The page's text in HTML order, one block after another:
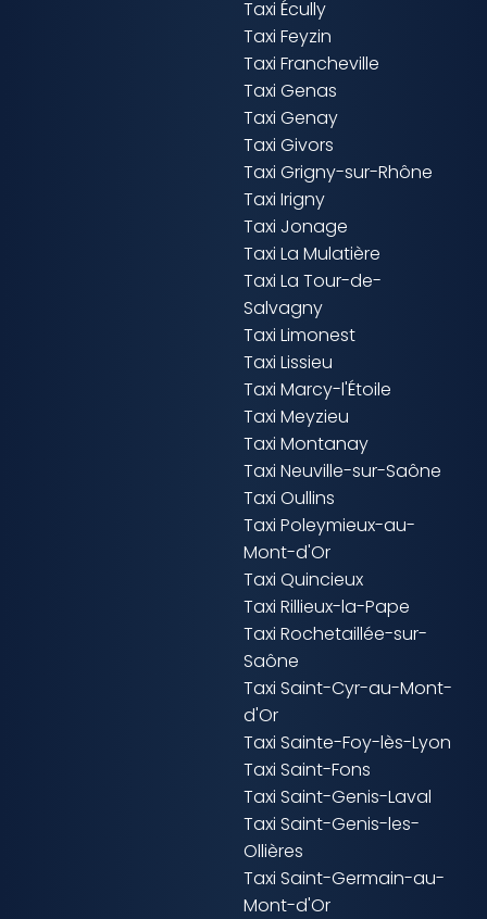
Taxi Écully
Taxi Feyzin
Taxi Francheville
Taxi Genas
Taxi Genay
Taxi Givors
Taxi Grigny-sur-Rhône
Taxi Irigny
Taxi Jonage
Taxi La Mulatière
Taxi La Tour-de-
Salvagny
Taxi Limonest
Taxi Lissieu
Taxi Marcy-l'Étoile
Taxi Meyzieu
Taxi Montanay
Taxi Neuville-sur-Saône
Taxi Oullins
Taxi Poleymieux-au-
Mont-d'Or
Taxi Quincieux
Taxi Rillieux-la-Pape
Taxi Rochetaillée-sur-
Saône
Taxi Saint-Cyr-au-Mont-
d'Or
Taxi Sainte-Foy-lès-Lyon
Taxi Saint-Fons
Taxi Saint-Genis-Laval
Taxi Saint-Genis-les-
Ollières
Taxi Saint-Germain-au-
Mont-d'Or